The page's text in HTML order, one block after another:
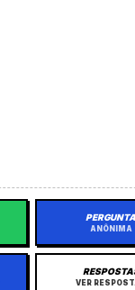
PERGUNTA
ANÔNIMA
VER